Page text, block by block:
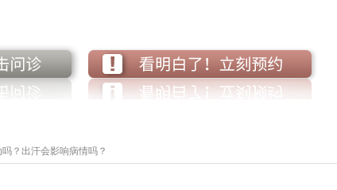
？出汗会影响病情吗？